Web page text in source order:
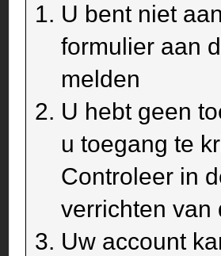
U bent niet
formulier aan
melden
U hebt geen
u toegang te
Controleer in
verrichten van
Uw account